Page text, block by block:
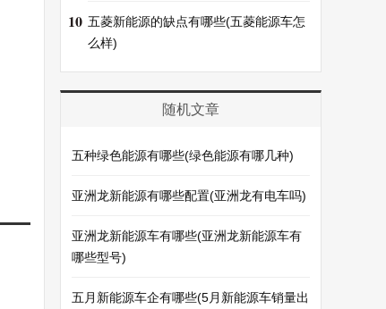
10 五菱新能源的缺点有哪些(五菱能源车怎
么样)
随机文章
五种绿色能源有哪些(绿色能源有哪几种)
亚洲龙新能源有哪些配置(亚洲龙有电车吗)
亚洲龙新能源车有哪些(亚洲龙新能源车有
哪些型号)
五月新能源车企有哪些(5月新能源车销量出